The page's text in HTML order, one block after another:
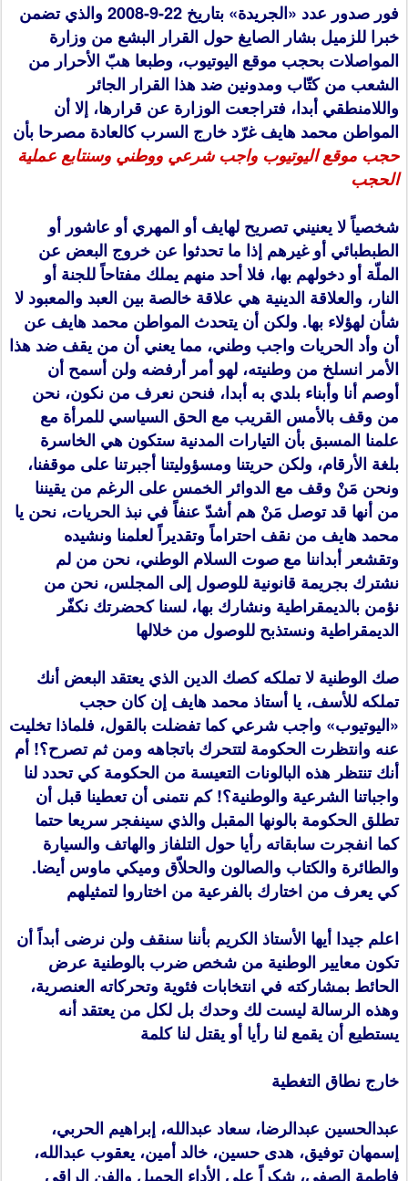
فور صدور عدد «الجريدة» بتاريخ 22-9-2008 والذي تضمن
خبرا للزميل بشار الصايغ حول القرار البشع من وزارة
المواصلات بحجب موقع اليوتيوب، وطبعا هبّ الأحرار من
الشعب من كتّاب ومدونين ضد هذا القرار الجائر
واللامنطقي أبدا، فتراجعت الوزارة عن قرارها، إلا أن
المواطن محمد هايف غرّد خارج السرب كالعادة مصرحا بأن
حجب موقع اليوتيوب واجب شرعي ووطني وسنتابع عملية
الحجب
شخصياً لا يعنيني تصريح لهايف أو المهري أو عاشور أو
الطبطبائي أو غيرهم إذا ما تحدثوا عن خروج البعض عن
الملّة أو دخولهم بها، فلا أحد منهم يملك مفتاحاً للجنة أو
النار، والعلاقة الدينية هي علاقة خالصة بين العبد والمعبود لا
شأن لهؤلاء بها. ولكن أن يتحدث المواطن محمد هايف عن
أن وأد الحريات واجب وطني، مما يعني أن من يقف ضد هذا
الأمر انسلخ من وطنيته، لهو أمر أرفضه ولن أسمح أن
أوصم أنا وأبناء بلدي به أبدا، فنحن نعرف من نكون، نحن
من وقف بالأمس القريب مع الحق السياسي للمرأة مع
علمنا المسبق بأن التيارات المدنية ستكون هي الخاسرة
بلغة الأرقام، ولكن حريتنا ومسؤوليتنا أجبرتنا على موقفنا،
ونحن مَنْ وقف مع الدوائر الخمس على الرغم من يقيننا
من أنها قد توصل مَنْ هم أشدّ عنفاً في نبذ الحريات، نحن يا
محمد هايف من نقف احتراماً وتقديراً لعلمنا ونشيده
وتقشعر أبداننا مع صوت السلام الوطني، نحن من لم
نشترك بجريمة قانونية للوصول إلى المجلس، نحن من
نؤمن بالديمقراطية ونشارك بها، لسنا كحضرتك نكفّر
الديمقراطية ونستذبح للوصول من خلالها
صك الوطنية لا تملكه كصك الدين الذي يعتقد البعض أنك
تملكه للأسف، يا أستاذ محمد هايف إن كان حجب
«اليوتيوب» واجب شرعي كما تفضلت بالقول، فلماذا تخليت
عنه وانتظرت الحكومة لتتحرك باتجاهه ومن ثم تصرح؟! أم
أنك تنتظر هذه البالونات التعيسة من الحكومة كي تحدد لنا
واجباتنا الشرعية والوطنية؟! كم نتمنى أن تعطينا قبل أن
تطلق الحكومة بالونها المقبل والذي سينفجر سريعا حتما
كما انفجرت سابقاته رأيا حول التلفاز والهاتف والسيارة
والطائرة والكتاب والصالون والحلاّق وميكي ماوس أيضا.
كي يعرف من اختارك بالفرعية من اختاروا لتمثيلهم
اعلم جيدا أيها الأستاذ الكريم بأننا سنقف ولن نرضى أبداً أن
تكون معايير الوطنية من شخص ضرب بالوطنية عرض
الحائط بمشاركته في انتخابات فئوية وتحركاته العنصرية،
وهذه الرسالة ليست لك وحدك بل لكل من يعتقد أنه
يستطيع أن يقمع لنا رأيا أو يقتل لنا كلمة
خارج نطاق التغطية
عبدالحسين عبدالرضا، سعاد عبدالله، إبراهيم الحربي،
إسمهان توفيق، هدى حسين، خالد أمين، يعقوب عبدالله،
فاطمة الصفي، شكراً على الأداء الجميل والفن الراقي